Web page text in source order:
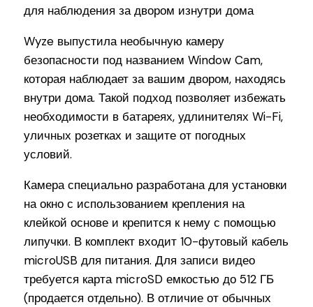
Wyze выпустила необычную камеру
безопасности под названием Window Cam,
которая наблюдает за вашим двором, находясь
внутри дома. Такой подход позволяет избежать
необходимости в батареях, удлинителях Wi-Fi,
уличных розетках и защите от погодных
условий.
Камера специально разработана для установки
на окно с использованием крепления на
клейкой основе и крепится к нему с помощью
липучки. В комплект входит 10-футовый кабель
microUSB для питания. Для записи видео
требуется карта microSD емкостью до 512 ГБ
(продается отдельно). В отличие от обычных